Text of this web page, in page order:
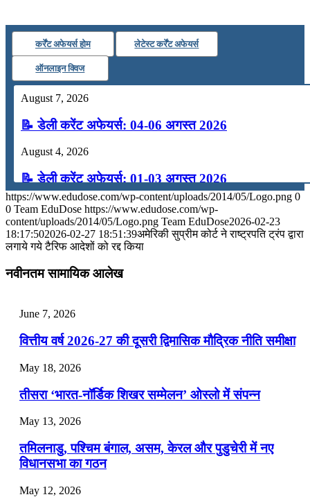
कर्रेंट अफेयर्स होम लेटेस्ट कर्रेंट अफेयर्स
ऑनलाइन क्विज
August 7, 2026
📝 डेली करेंट अफेयर्स: 04-06 अगस्त 2026
August 4, 2026
📝 डेली करेंट अफेयर्स: 01-03 अगस्त 2026
July 31, 2026
📝 डेली करेंट अफेयर्स: 28-31 जुलाई 2026
July 25, 2026
📝 डेली करेंट अफेयर्स: 22-24 जुलाई 2026
July 22, 2026
📝 डेली करेंट अफेयर्स: 19-21 जुलाई 2026
July 19, 2026
📝 डेली करेंट अफेयर्स: 16-18 जुलाई 2026
https://www.edudose.com/wp-content/uploads/2014/05/Logo.png 0
0 Team EduDose https://www.edudose.com/wp-
content/uploads/2014/05/Logo.png Team EduDose2026-02-23
18:17:502026-02-27 18:51:39अमेरिकी सुप्रीम कोर्ट ने राष्‍ट्रपति ट्रंप द्वारा
लगाये गये टैरिफ आदेशों को रद्द किया
नवीनतम सामायिक आलेख
June 7, 2026
वित्तीय वर्ष 2026-27 की दूसरी द्विमासिक मौद्रिक नीति समीक्षा
May 18, 2026
तीसरा ‘भारत-नॉर्डिक शिखर सम्मेलन’ ओस्लो में संपन्न
May 13, 2026
तमिलनाडु, पश्चिम बंगाल, असम, केरल और पुडुचेरी में नए
विधानसभा का गठन
May 12, 2026